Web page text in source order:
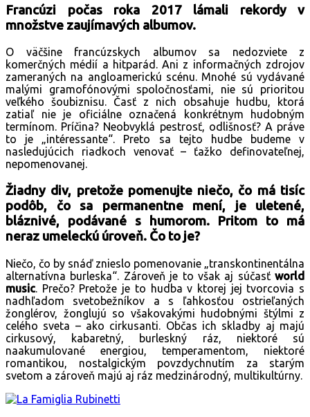
Francúzi počas roka 2017 lámali rekordy v
množstve zaujímavých albumov.
O väčšine francúzskych albumov sa nedozviete z
komerčných médií a hitparád. Ani z informačných zdrojov
zameraných na angloamerickú scénu. Mnohé sú vydávané
malými gramofónovými spoločnosťami, nie sú prioritou
veľkého šoubiznisu. Časť z nich obsahuje hudbu, ktorá
zatiaľ nie je oficiálne označená konkrétnym hudobným
termínom. Príčina? Neobvyklá pestrosť, odlišnosť? A práve
to je „intéressante“. Preto sa tejto hudbe budeme v
nasledujúcich riadkoch venovať – ťažko definovateľnej,
nepomenovanej.
Žiadny div, pretože pomenujte niečo, čo má tisíc
podôb, čo sa permanentne mení, je uletené,
bláznivé, podávané s humorom. Pritom to má
neraz umeleckú úroveň. Čo to je?
Niečo, čo by snáď znieslo pomenovanie „transkontinentálna
alternatívna burleska“. Zároveň je to však aj súčasť world
music. Prečo? Pretože je to hudba v ktorej jej tvorcovia s
nadhľadom svetobežníkov a s ľahkosťou ostrieľaných
žonglérov, žonglujú so všakovakými hudobnými štýlmi z
celého sveta – ako cirkusanti. Občas ich skladby aj majú
cirkusový, kabaretný, burleskný ráz, niektoré sú
naakumulované energiou, temperamentom, niektoré
romantikou, nostalgickým povzdychnutím za starým
svetom a zároveň majú aj ráz medzinárodný, multikultúrny.